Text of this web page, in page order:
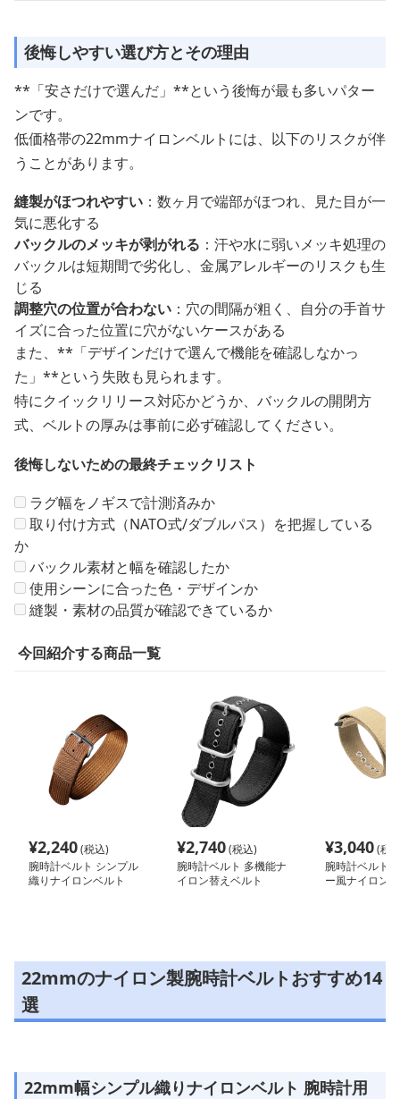
後悔しやすい選び方とその理由
**「安さだけで選んだ」**という後悔が最も多いパター
ンです。
低価格帯の22mmナイロンベルトには、以下のリスクが伴
うことがあります。
縫製がほつれやすい ：数ヶ月で端部がほつれ、見た目が一
気に悪化する
バックルのメッキが剥がれる ：汗や水に弱いメッキ処理の
バックルは短期間で劣化し、金属アレルギーのリスクも生
じる
調整穴の位置が合わない ：穴の間隔が粗く、自分の手首サ
イズに合った位置に穴がないケースがある
また、**「デザインだけで選んで機能を確認しなかっ
た」**という失敗も見られます。
特にクイックリリース対応かどうか、バックルの開閉方
式、ベルトの厚みは事前に必ず確認してください。
後悔しないための最終チェックリスト
ラグ幅をノギスで計測済みか
取り付け方式（NATO式/ダブルパス）を把握している
か
バックル素材と幅を確認したか
使用シーンに合った色・デザインか
縫製・素材の品質が確認できているか
今回紹介する商品一覧
¥2,240(税込)
腕時計ベルト シンプル
織りナイロンベルト
¥2,740(税込)
腕時計ベルト 多機能ナ
イロン替えベルト
¥3,040(税
腕時計ベルト
ー風ナイロン
22mmのナイロン製腕時計ベルトおすすめ14
選
22mm幅シンプル織りナイロンベルト 腕時計用